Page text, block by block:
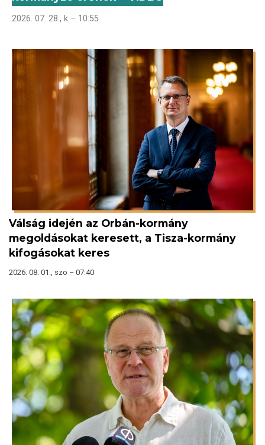
2026. 07. 28., k – 10:55
Válság idején az Orbán-kormány
megoldásokat keresett, a Tisza-kormány
kifogásokat keres
2026. 08. 01., szo – 07:40